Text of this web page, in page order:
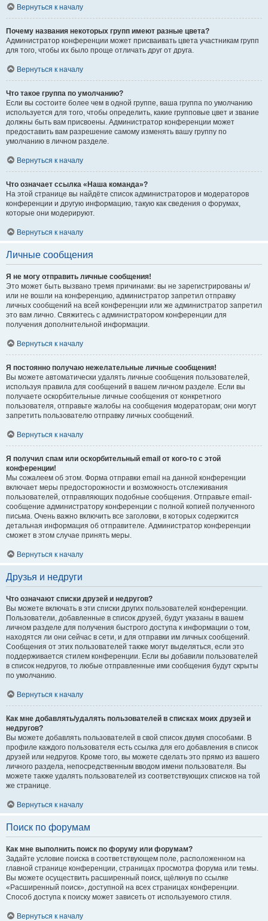
Вернуться к началу
Почему названия некоторых групп имеют разные цвета?
Администратор конференции может присваивать цвета участникам групп
для того, чтобы их было проще отличать друг от друга.
Вернуться к началу
Что такое группа по умолчанию?
Если вы состоите более чем в одной группе, ваша группа по умолчанию
используется для того, чтобы определить, какие групповые цвет и звание
должны быть вам присвоены. Администратор конференции может
предоставить вам разрешение самому изменять вашу группу по
умолчанию в личном разделе.
Вернуться к началу
Что означает ссылка «Наша команда»?
На этой странице вы найдёте список администраторов и модераторов
конференции и другую информацию, такую как сведения о форумах,
которые они модерируют.
Вернуться к началу
Личные сообщения
Я не могу отправить личные сообщения!
Это может быть вызвано тремя причинами: вы не зарегистрированы и/
или не вошли на конференцию, администратор запретил отправку
личных сообщений на всей конференции или же администратор запретил
это вам лично. Свяжитесь с администратором конференции для
получения дополнительной информации.
Вернуться к началу
Я постоянно получаю нежелательные личные сообщения!
Вы можете автоматически удалять личные сообщения пользователей,
используя правила для сообщений в вашем личном разделе. Если вы
получаете оскорбительные личные сообщения от конкретного
пользователя, отправьте жалобы на сообщения модераторам; они могут
запретить пользователю отправку личных сообщений.
Вернуться к началу
Я получил спам или оскорбительный email от кого-то с этой
конференции!
Мы сожалеем об этом. Форма отправки email на данной конференции
включает меры предосторожности и возможность отслеживания
пользователей, отправляющих подобные сообщения. Отправьте email-
сообщение администратору конференции с полной копией полученного
письма. Очень важно включить все заголовки, в которых содержится
детальная информация об отправителе. Администратор конференции
сможет в этом случае принять меры.
Вернуться к началу
Друзья и недруги
Что означают списки друзей и недругов?
Вы можете включать в эти списки других пользователей конференции.
Пользователи, добавленные в список друзей, будут указаны в вашем
личном разделе для получения быстрого доступа к информации о том,
находятся ли они сейчас в сети, и для отправки им личных сообщений.
Сообщения от этих пользователей также могут выделяться, если это
поддерживается стилем конференции. Если вы добавили пользователей
в список недругов, то любые отправленные ими сообщения будут скрыты
по умолчанию.
Вернуться к началу
Как мне добавлять/удалять пользователей в списках моих друзей и
недругов?
Вы можете добавлять пользователей в свой список двумя способами. В
профиле каждого пользователя есть ссылка для его добавления в список
друзей или недругов. Кроме того, вы можете сделать это прямо из вашего
личного раздела, непосредственным вводом имени пользователя. Вы
можете также удалять пользователей из соответствующих списков на той
же странице.
Вернуться к началу
Поиск по форумам
Как мне выполнить поиск по форуму или форумам?
Задайте условие поиска в соответствующем поле, расположенном на
главной странице конференции, страницах просмотра форума или темы.
Вы можете осуществить расширенный поиск, щёлкнув по ссылке
«Расширенный поиск», доступной на всех страницах конференции.
Способ доступа к поиску может зависеть от используемого стиля.
Вернуться к началу